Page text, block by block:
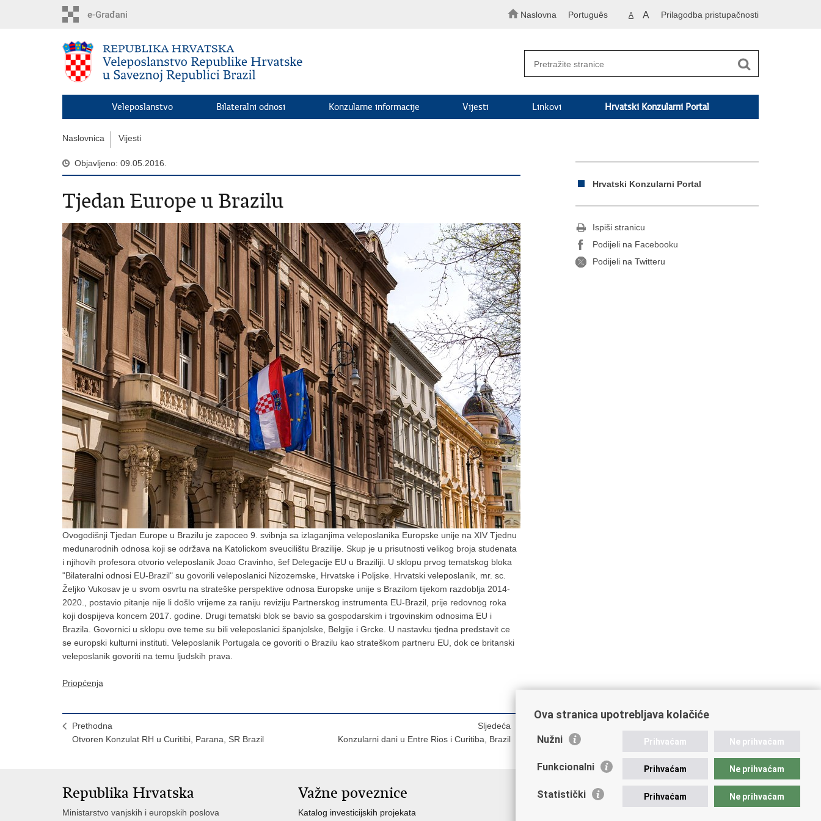
Naslovna Português A A Prilagodba pristupačnosti
Veleposlanstvo Bilateralni odnosi Konzularne informacije Vijesti Linkovi Hrvatski Konzularni Portal
Naslovnica Vijesti
Objavljeno: 09.05.2016.
Tjedan Europe u Brazilu
Ovogodišnji Tjedan Europe u Brazilu je zapoceo 9. svibnja sa izlaganjima veleposlanika Europske unije na XIV Tjednu
medunarodnih odnosa koji se održava na Katolickom sveucilištu Brazilije. Skup je u prisutnosti velikog broja studenata
i njihovih profesora otvorio veleposlanik Joao Cravinho, šef Delegacije EU u Braziliji. U sklopu prvog tematskog bloka
"Bilateralni odnosi EU-Brazil" su govorili veleposlanici Nizozemske, Hrvatske i Poljske. Hrvatski veleposlanik, mr. sc.
Željko Vukosav je u svom osvrtu na strateške perspektive odnosa Europske unije s Brazilom tijekom razdoblja 2014-
2020., postavio pitanje nije li došlo vrijeme za raniju reviziju Partnerskog instrumenta EU-Brazil, prije redovnog roka
koji dospijeva koncem 2017. godine. Drugi tematski blok se bavio sa gospodarskim i trgovinskim odnosima EU i
Brazila. Govornici u sklopu ove teme su bili veleposlanici španjolske, Belgije i Grcke. U nastavku tjedna predstavit ce
se europski kulturni instituti. Veleposlanik Portugala ce govoriti o Brazilu kao strateškom partneru EU, dok ce britanski
veleposlanik govoriti na temu ljudskih prava.
Priopćenja
Prethodna
Otvoren Konzulat RH u Curitibi, Parana, SR Brazil
Sljedeća
Konzularni dani u Entre Rios i Curitiba, Brazil
Hrvatski Konzularni Portal
Ispiši stranicu
Podijeli na Facebooku
Podijeli na Twitteru
Republika Hrvatska
Ministarstvo vanjskih i europskih poslova
Važne poveznice
Katalog investicijskih projekata
Ova stranica upotrebljava kolačiće
Nužni Prihvaćam Ne prihvaćam
Funkcionalni Prihvaćam Ne prihvaćam
Statistički Prihvaćam Ne prihvaćam